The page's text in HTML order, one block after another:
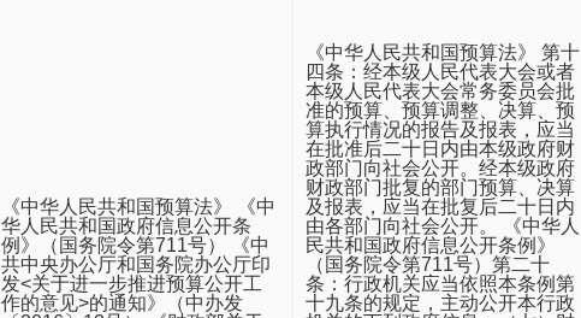
《中华人民共和国预算法》 《中
华人民共和国政府信息公开条
例》（国务院令第711号） 《中
共中央办公厅和国务院办公厅印
发<关于进一步推进预算公开工
作的意见>的通知》（中办发
《中华人民共和国预算法》 第十
四条：经本级人民代表大会或者
本级人民代表大会常务委员会批
准的预算、预算调整、决算、预
算执行情况的报告及报表，应当
在批准后二十日内由本级政府财
政部门向社会公开。经本级政府
财政部门批复的部门预算、决算
及报表，应当在批复后二十日内
由各部门向社会公开。 《中华人
民共和国政府信息公开条例》
（国务院令第711号）第二十
条：行政机关应当依照本条例第
十九条的规定，主动公开本行政